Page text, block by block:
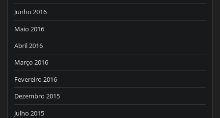
Junho 2016
Maio 2016
Abril 2016
Março 2016
Fevereiro 2016
Dezembro 2015
Julho 2015